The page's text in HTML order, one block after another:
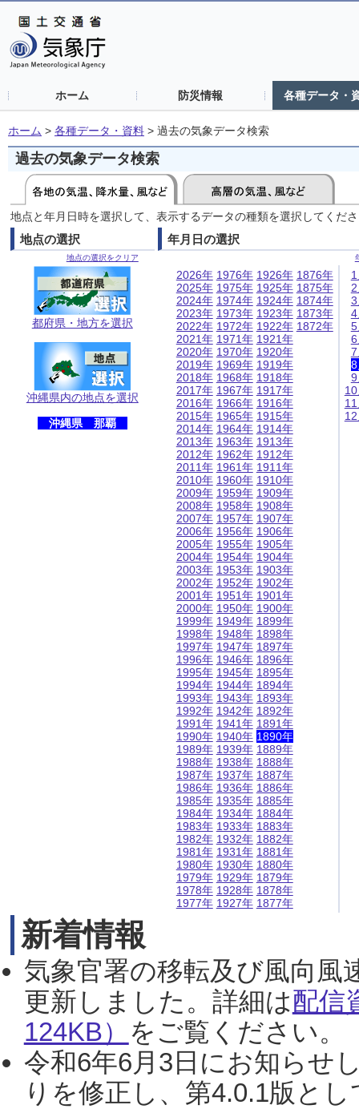
ホーム 防災情報 各種データ・
ホーム > 各種データ・資料 > 過去の気象データ検索
過去の気象データ検索
地点と年月日時を選択して、表示するデータの種類を選択してくだ
地点の選択
地点の選択をクリア
都府県・地方を選択
沖縄県内の地点を選択
沖縄県 那覇
年月日の選択
2026年
2025年
2024年
2023年
2022年
2021年
2020年
2019年
2018年
2017年
2016年
2015年
2014年
2013年
2012年
2011年
2010年
2009年
2008年
2007年
2006年
2005年
2004年
2003年
2002年
2001年
2000年
1999年
1998年
1997年
1996年
1995年
1994年
1993年
1992年
1991年
1990年
1989年
1988年
1987年
1986年
1985年
1984年
1983年
1982年
1981年
1980年
1979年
1978年
1977年
1976年
1975年
1974年
1973年
1972年
1971年
1970年
1969年
1968年
1967年
1966年
1965年
1964年
1963年
1962年
1961年
1960年
1959年
1958年
1957年
1956年
1955年
1954年
1953年
1952年
1951年
1950年
1949年
1948年
1947年
1946年
1945年
1944年
1943年
1942年
1941年
1940年
1939年
1938年
1937年
1936年
1935年
1934年
1933年
1932年
1931年
1930年
1929年
1928年
1927年
1926年
1925年
1924年
1923年
1922年
1921年
1920年
1919年
1918年
1917年
1916年
1915年
1914年
1913年
1912年
1911年
1910年
1909年
1908年
1907年
1906年
1905年
1904年
1903年
1902年
1901年
1900年
1899年
1898年
1897年
1896年
1895年
1894年
1893年
1892年
1891年
1890年
1889年
1888年
1887年
1886年
1885年
1884年
1883年
1882年
1881年
1880年
1879年
1878年
1877年
1876年
1875年
1874年
1873年
1872年
新着情報
気象官署の移転及び風向風
更新しました。詳細は配信
124KB） をご覧ください。
令和6年6月3日にお知らせ
りを修正し、第4.0.1版と